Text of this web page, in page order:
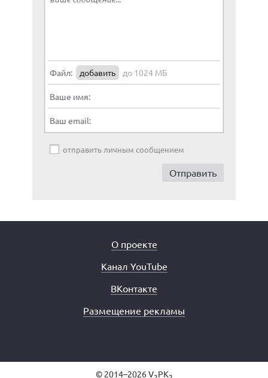
Файл: добавить до 1024 МБ
Ваше имя:
Ваш email:
отправить личным сообщением
О проекте
Канал YouTube
ВКонтакте
Размещение рекламы
© 2014–2026 V PK